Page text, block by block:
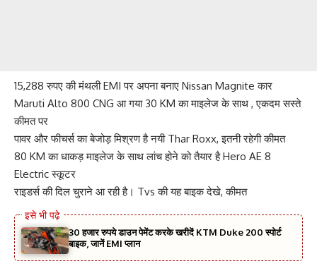
15,288 रुपए की मंथली EMI पर अपना बनाए Nissan Magnite कार
Maruti Alto 800 CNG आ गया 30 KM का माइलेज के साथ , एकदम सस्ते
कीमत पर
पावर और फीचर्स का बेजोड़ मिश्रण है नयी Thar Roxx, इतनी रहेगी कीमत
80 KM का धाकड़ माइलेज के साथ लांच होने को तैयार है Hero AE 8
Electric स्कूटर
राइडर्स की दिल चुराने आ रही है। Tvs की यह बाइक देखे, कीमत
30 हजार रुपये डाउन पेमेंट करके खरीदें KTM Duke 200 स्पोर्ट
बाइक, जानें EMI प्लान